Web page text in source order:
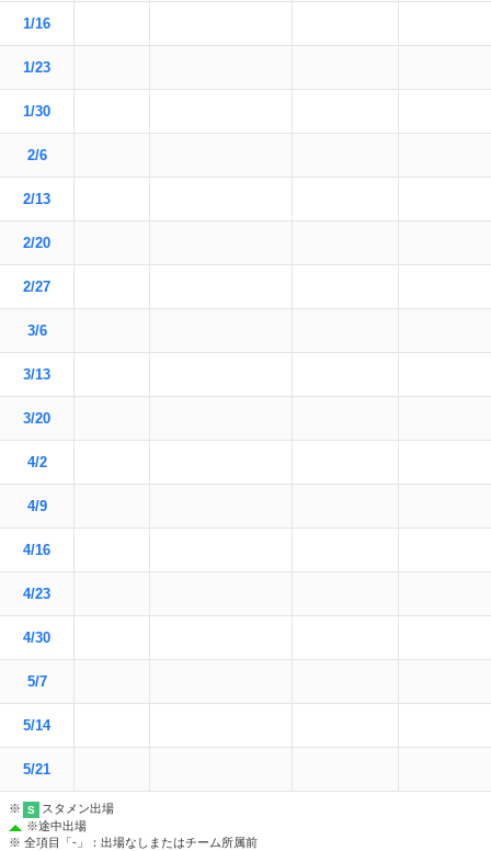
1/16
1/23
1/30
2/6
2/13
2/20
2/27
3/6
3/13
3/20
4/2
4/9
4/16
4/23
4/30
5/7
5/14
5/21
※ S
スタメン出場
※途中出場
※ 全項目「-」：出場なしまたはチーム所属前